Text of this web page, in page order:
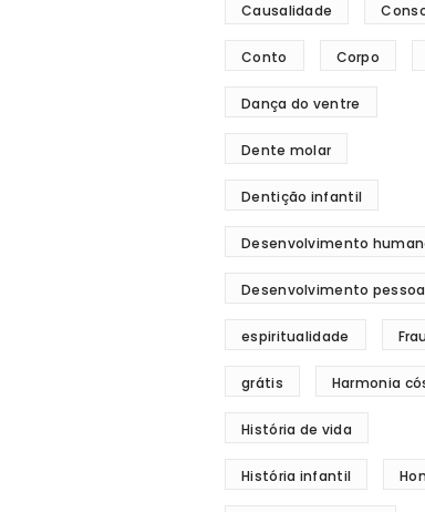
Causalidade
Conto Corpo
Dança do ventre
Dente molar
Dentição infantil
Desenvolvimento
Desenvolvimento
espiritualidade Frau
grátis Harmonia
História de vida
História infantil